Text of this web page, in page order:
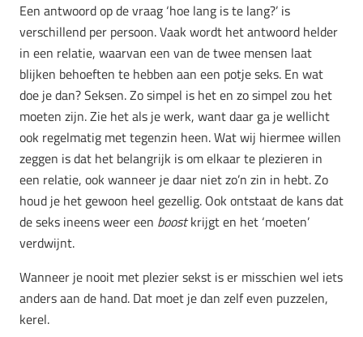
Een antwoord op de vraag ‘hoe lang is te lang?’ is
verschillend per persoon. Vaak wordt het antwoord helder
in een relatie, waarvan een van de twee mensen laat
blijken behoeften te hebben aan een potje seks. En wat
doe je dan? Seksen. Zo simpel is het en zo simpel zou het
moeten zijn. Zie het als je werk, want daar ga je wellicht
ook regelmatig met tegenzin heen. Wat wij hiermee willen
zeggen is dat het belangrijk is om elkaar te plezieren in
een relatie, ook wanneer je daar niet zo’n zin in hebt. Zo
houd je het gewoon heel gezellig. Ook ontstaat de kans dat
de seks ineens weer een boostkrijgt en het ‘moeten’
verdwijnt.
Wanneer je nooit met plezier sekst is er misschien wel iets
anders aan de hand. Dat moet je dan zelf even puzzelen,
kerel.